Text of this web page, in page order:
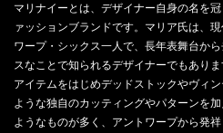
マリナイーとは、デザイナー自身の名を
ァッションブランドです。マリア氏は、
ワープ・シックス一人で、長年表舞台か
スなことで知られるデザイナーでもあり
アイテムをはじめデッドストックやヴィ
ような独自のカッティングやパターンを
ようなものが多く、アントワープから発